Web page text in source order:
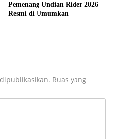
Pemenang Undian Rider 2026
Resmi di Umumkan
Ruas yang